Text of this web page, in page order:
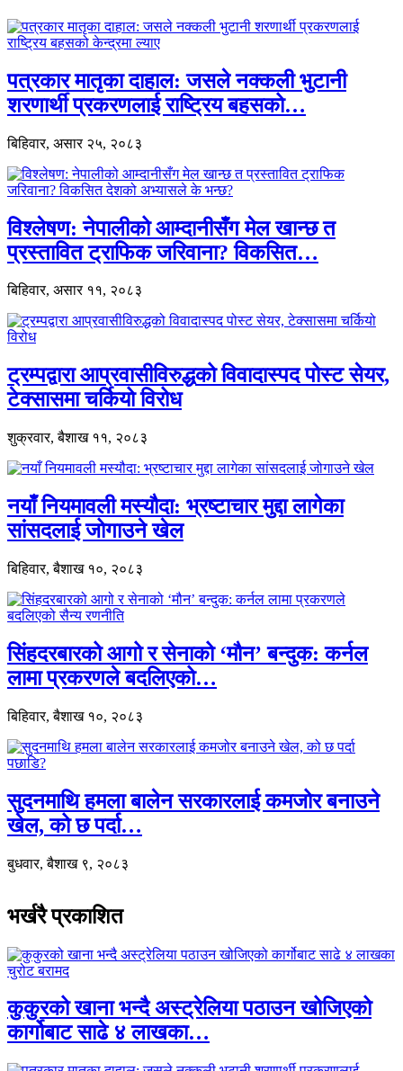
पत्रकार मातृका दाहाल: जसले नक्कली भुटानी
शरणार्थी प्रकरणलाई राष्ट्रिय बहसको…
बिहिवार, असार २५, २०८३
विश्लेषण: नेपालीको आम्दानीसँग मेल खान्छ त
प्रस्तावित ट्राफिक जरिवाना? विकसित…
बिहिवार, असार ११, २०८३
ट्रम्पद्वारा आप्रवासीविरुद्धको विवादास्पद पोस्ट सेयर,
टेक्सासमा चर्कियो विरोध
शुक्रवार, बैशाख ११, २०८३
नयाँ नियमावली मस्यौदा: भ्रष्टाचार मुद्दा लागेका
सांसदलाई जोगाउने खेल
बिहिवार, बैशाख १०, २०८३
सिंहदरबारको आगो र सेनाको ‘मौन’ बन्दुक: कर्नल
लामा प्रकरणले बदलिएको…
बिहिवार, बैशाख १०, २०८३
सुदनमाथि हमला बालेन सरकारलाई कमजोर बनाउने
खेल, को छ पर्दा…
बुधवार, बैशाख ९, २०८३
भर्खरै प्रकाशित
कुकुरको खाना भन्दै अस्ट्रेलिया पठाउन खोजिएको
कार्गोबाट साढे ४ लाखका…